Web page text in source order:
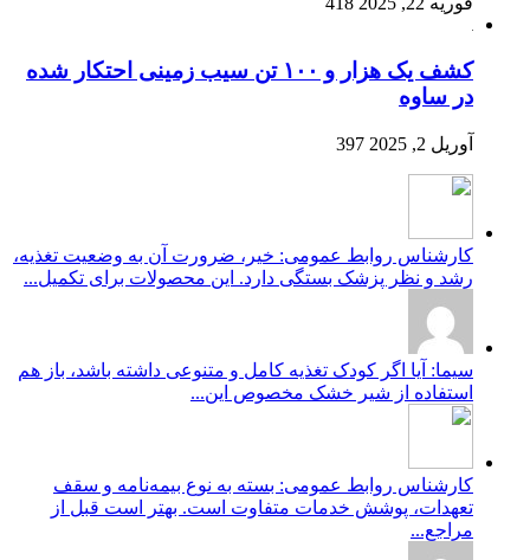
کشف یک هزار و ۱۰۰ تن سیب زمینی احتکار شده
در ساوه
آوریل 2, 2025 397
کارشناس روابط عمومی: خیر، ضرورت آن به وضعیت تغذیه،
رشد و نظر پزشک بستگی دارد. این محصولات برای تکمیل...
سیما: آیا اگر کودک تغذیه کامل و متنوعی داشته باشد، باز هم
استفاده از شیر خشک مخصوص این...
کارشناس روابط عمومی: بسته به نوع بیمه‌نامه و سقف
تعهدات، پوشش خدمات متفاوت است. بهتر است قبل از
مراجع...